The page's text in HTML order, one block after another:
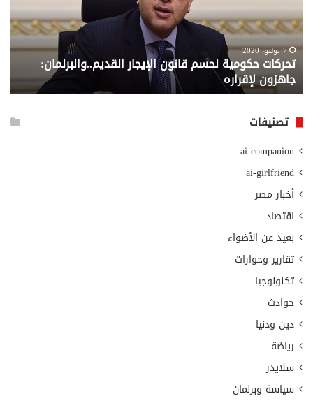
القديم..والبرلمان:
جاهزون
لإقراره
7 يوليو، 2020
تحركات حكومية لحسم قانون الإيجار القديم..والبرلمان:
جاهزون لإقراره
من
تصنيفات
ai companion
ai-girlfriend
أخبار مصر
اقتصاد
بعيد عن الأضواء
تقارير وحوارات
تكنولوجيا
حوادث
دين ودنيا
رياضة
سلايدر
سياسة وبرلمان